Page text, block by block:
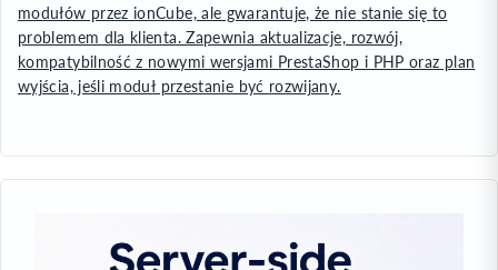
modułów przez ionCube, ale gwarantuje, że nie stanie się to
problemem dla klienta. Zapewnia aktualizacje, rozwój,
kompatybilność z nowymi wersjami PrestaShop i PHP oraz plan
wyjścia, jeśli moduł przestanie być rozwijany.